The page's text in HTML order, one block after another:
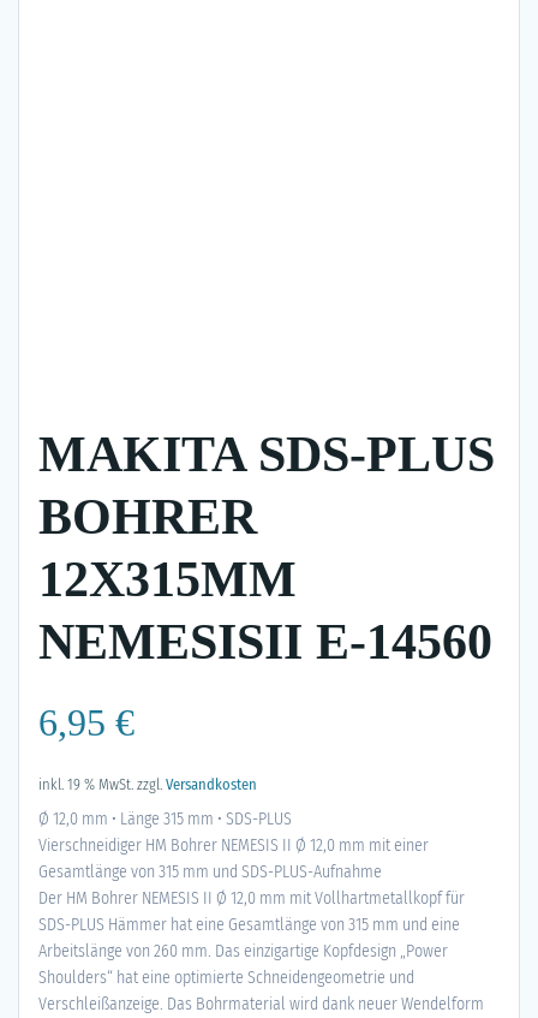
MAKITA SDS-PLUS
BOHRER
12X315MM
NEMESISII E-14560
6,95 €
inkl. 19 % MwSt. zzgl. Versandkosten
Ø 12,0 mm • Länge 315 mm • SDS-PLUS
Vierschneidiger HM Bohrer NEMESIS II Ø 12,0 mm mit einer
Gesamtlänge von 315 mm und SDS-PLUS-Aufnahme
Der HM Bohrer NEMESIS II Ø 12,0 mm mit Vollhartmetallkopf für
SDS-PLUS Hämmer hat eine Gesamtlänge von 315 mm und eine
Arbeitslänge von 260 mm. Das einzigartige Kopfdesign „Power
Shoulders“ hat eine optimierte Schneidengeometrie und
Verschleißanzeige. Das Bohrmaterial wird dank neuer Wendelform